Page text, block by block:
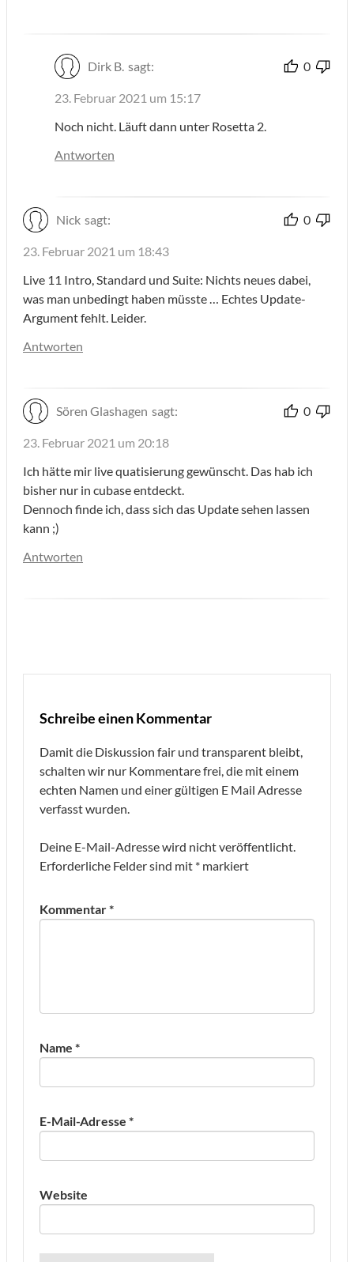
Dirk B. sagt: 0
23. Februar 2021 um 15:17
Noch nicht. Läuft dann unter Rosetta 2.
Antworten
Nick sagt: 0
23. Februar 2021 um 18:43
Live 11 Intro, Standard und Suite: Nichts neues dabei,
was man unbedingt haben müsste … Echtes Update-
Argument fehlt. Leider.
Antworten
Sören Glashagen sagt: 0
23. Februar 2021 um 20:18
Ich hätte mir live quatisierung gewünscht. Das hab ich
bisher nur in cubase entdeckt.
Dennoch finde ich, dass sich das Update sehen lassen
kann ;)
Antworten
Schreibe einen Kommentar
Damit die Diskussion fair und transparent bleibt,
schalten wir nur Kommentare frei, die mit einem
echten Namen und einer gültigen E Mail Adresse
verfasst wurden.
Deine E-Mail-Adresse wird nicht veröffentlicht.
Erforderliche Felder sind mit * markiert
Kommentar*
Name *
E-Mail-Adresse *
Website